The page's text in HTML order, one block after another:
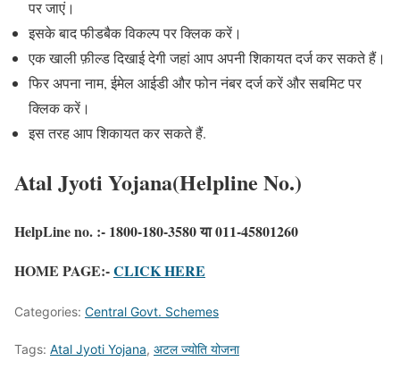
पर जाएं।
इसके बाद फीडबैक विकल्प पर क्लिक करें।
एक खाली फ़ील्ड दिखाई देगी जहां आप अपनी शिकायत दर्ज कर सकते हैं।
फिर अपना नाम, ईमेल आईडी और फोन नंबर दर्ज करें और सबमिट पर
क्लिक करें।
इस तरह आप शिकायत कर सकते हैं.
Atal Jyoti Yojana(Helpline No.)
HelpLine no. :- 1800-180-3580 या 011-45801260
HOME PAGE:-CLICK HERE
Categories: Central Govt. Schemes
Tags: Atal Jyoti Yojana, अटल ज्योति योजना